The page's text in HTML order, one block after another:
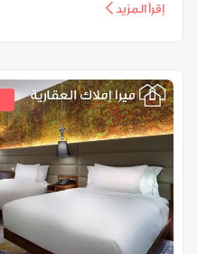
إقرأ المزيد